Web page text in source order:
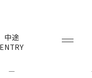
中途
ENTRY